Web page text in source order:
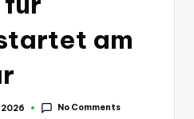
am
2026 No Comments